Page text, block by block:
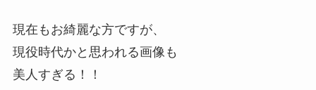
現在もお綺麗な方ですが、
現役時代かと思われる画像も
美人すぎる！！